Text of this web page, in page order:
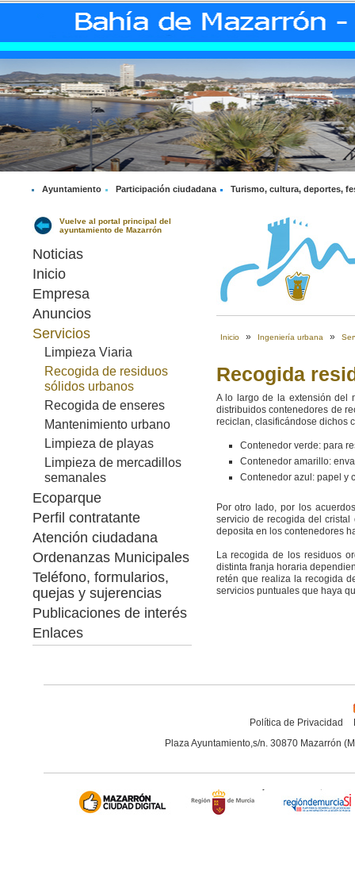
Ayuntamiento Participación ciudadana Turismo, cultura, deportes,
Vuelve al portal principal del
ayuntamiento de Mazarrón
Noticias
Inicio
Empresa
Anuncios
Servicios
Limpieza Viaria
Recogida de residuos
sólidos urbanos
Recogida de enseres
Mantenimiento urbano
Limpieza de playas
Limpieza de mercadillos
semanales
Ecoparque
Perfil contratante
Atención ciudadana
Ordenanzas Municipales
Teléfono, formularios,
quejas y sujerencias
Publicaciones de interés
Enlaces
Inicio » Ingeniería urbana »
Recogida
A lo largo de la extensión del
distribuidos contenedores de
reciclan, clasificándose dichos
Contenedor verde: para
Contenedor amarillo:
Contenedor azul: papel y
Por otro lado, por los
servicio de recogida del
deposita en los contenedores
La recogida de los residuos
distinta franja horaria
retén que realiza la recogida
servicios puntuales que haya
Política de Privacidad
Plaza Ayuntamiento,s/n. 30870 Mazarrón